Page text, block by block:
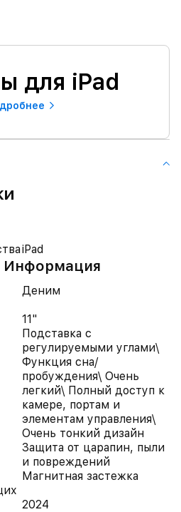
для iPad
iPad
Информация
Деним
11"
Подставка с
регулируемыми углами\
Функция сна/
пробуждения\ Очень
легкий\ Полный доступ к
камере, портам и
элементам управления\
Очень тонкий дизайн
Защита от царапин, пыли
и повреждений
Магнитная застежка
2024